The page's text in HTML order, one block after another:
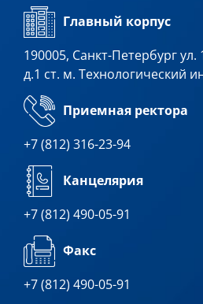
Главный корпус
190005, Санкт-Петербург
д.1 ст. м. Технологический
Приемная ректора
+7 (812) 316-23-94
Канцелярия
+7 (812) 490-05-91
Факс
+7 (812) 490-05-91